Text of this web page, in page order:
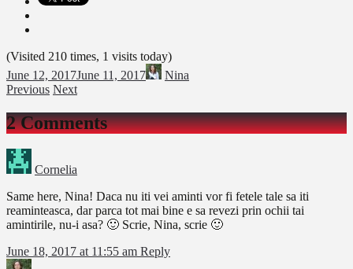
(Visited 210 times, 1 visits today)
June 12, 2017June 11, 2017
Nina
Previous Next
2 Comments
Cornelia
Same here, Nina! Daca nu iti vei aminti vor fi fetele tale sa iti
reaminteasca, dar parca tot mai bine e sa revezi prin ochii tai
amintirile, nu-i asa? 🙂 Scrie, Nina, scrie 🙂
June 18, 2017 at 11:55 am Reply